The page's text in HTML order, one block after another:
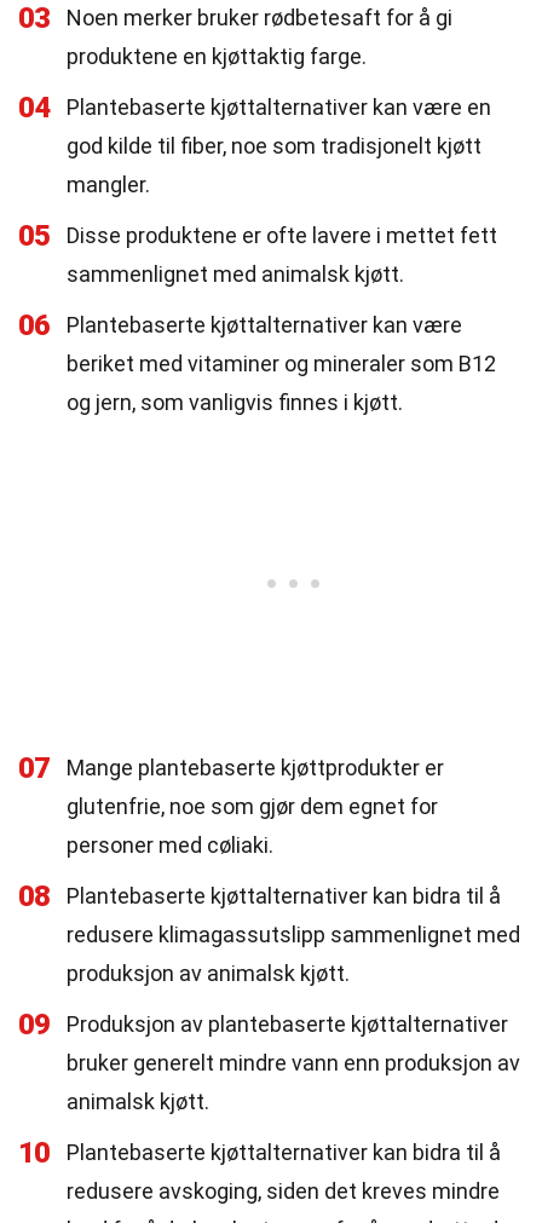
03
Noen merker bruker rødbetesaft for å gi
produktene en kjøttaktig farge.
04
Plantebaserte kjøttalternativer kan være en
god kilde til fiber, noe som tradisjonelt kjøtt
mangler.
05
Disse produktene er ofte lavere i mettet fett
sammenlignet med animalsk kjøtt.
06
Plantebaserte kjøttalternativer kan være
beriket med vitaminer og mineraler som B12
og jern, som vanligvis finnes i kjøtt.
07
Mange plantebaserte kjøttprodukter er
glutenfrie, noe som gjør dem egnet for
personer med cøliaki.
08
Plantebaserte kjøttalternativer kan bidra til å
redusere klimagassutslipp sammenlignet med
produksjon av animalsk kjøtt.
09
Produksjon av plantebaserte kjøttalternativer
bruker generelt mindre vann enn produksjon av
animalsk kjøtt.
10
Plantebaserte kjøttalternativer kan bidra til å
redusere avskoging, siden det kreves mindre